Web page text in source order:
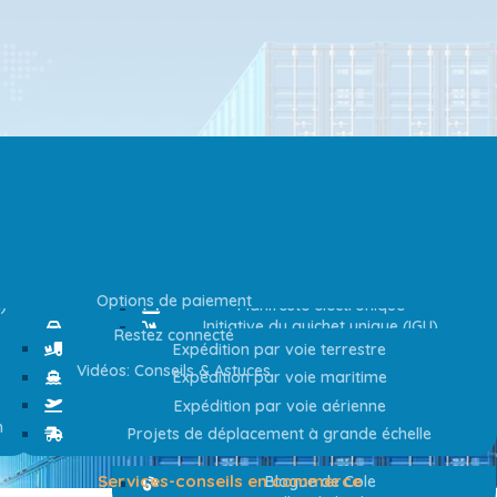
Agriculture
Automobile
Commerce électronique
Haute technologie
Pétrole et gaz
Détail
Manifeste électronique
Initiative du guichet unique (IGU)
Vidéos: Conseils & Astuces
Restez connecté
Blogue de Cole
Expédition par voie terrestre
Expédition par voie maritime
Expédition par voie aérienne
Projets de déplacement à grande échelle
Services-conseils en commerce
Options de paiement
Restez connecté
Vidéos: Conseils & Astuces
Outils au service des transporteurs